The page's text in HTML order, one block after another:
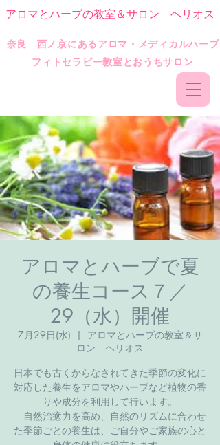
​奈良 西ノ京にあるアロマ・メディカルハーブ
フィトセラピー教室とおうちサロン
アロマとハーブの教室＆サロン ヘリオス
アロマとハーブで夏
の養生コース７／
29（水）開催
7月29日(水)
  |
アロマとハーブの教室＆サ
ロン ヘリオス
日本でも古くからなされてきた季節の変化に
対応した養生をアロマやハーブなど植物の香
りや成分を利用して行います。
自然治癒力を高め、自然のリズムに合わせ
た季節ごとの養生は、ご自分やご家族の心と